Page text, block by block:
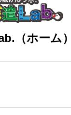
（ホーム